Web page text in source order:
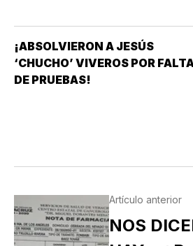
¡ABSOLVIERON A JESÚS
‘CHUCHO’ VIVEROS POR
DE PRUEBAS!
Artículo anterior
NOS